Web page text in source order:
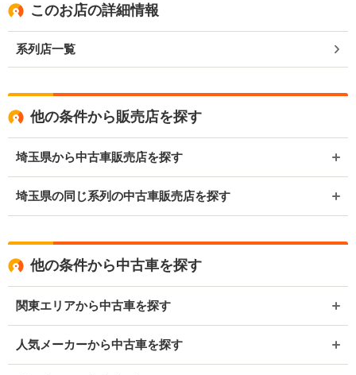
このお店の詳細情報
系列店一覧
他の条件から販売店を探す
埼玉県から中古車販売店を探す
埼玉県の同じ系列の中古車販売店を探す
他の条件から中古車を探す
関東エリアから中古車を探す
人気メーカーから中古車を探す